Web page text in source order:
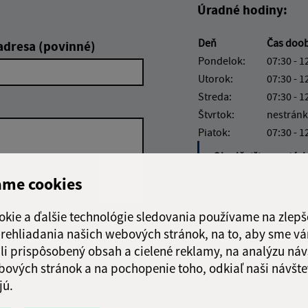
cookies
a ďalšie technológie sledovania používame na
našich webových stránok, na to, aby sme
prispôsobený obsah a cielené reklamy, na analýzu
stránok a na pochopenie toho, odkiaľ naši
(povinné)
Google reCaptcha Response
Odoslať
správu
Úradné hodiny:
Deň Čas
Pondelok:
07:30 -
Utorok:
07:30 -
Streda:
07:30 -
Štvrtok:
Piatok:
07:30 -
Obedňajšia